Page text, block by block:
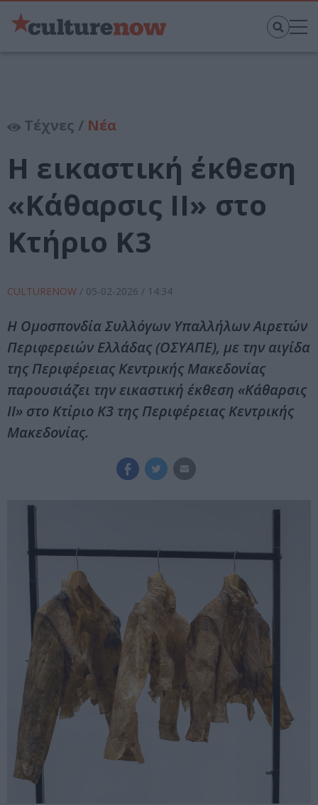
Τέχνες / Νέα
Η εικαστική έκθεση
«Κάθαρσις ΙΙ» στο
Κτήριο Κ3
CULTURENOW / 05-02-2026 / 14:34
Η Ομοσπονδία Συλλόγων Υπαλλήλων Αιρετών
Περιφερειών Ελλάδας (ΟΣΥΑΠΕ), με την αιγίδα
της Περιφέρειας Κεντρικής Μακεδονίας
παρουσιάζει την εικαστική έκθεση «Κάθαρσις
ΙΙ» στο Κτίριο Κ3 της Περιφέρειας Κεντρικής
Μακεδονίας.